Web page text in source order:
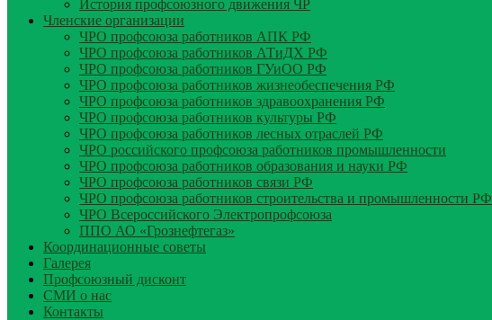
История профсоюзного движения ЧР
Членские организации
ЧРО профсоюза работников АПК РФ
ЧРО профсоюза работников АТиДХ РФ
ЧРО профсоюза работников ГУиОО РФ
ЧРО профсоюза работников жизнеобеспечения РФ
ЧРО профсоюза работников здравоохранения РФ
ЧРО профсоюза работников культуры РФ
ЧРО профсоюза работников лесных отраслей РФ
ЧРО российского профсоюза работников промышленности
ЧРО профсоюза работников образования и науки РФ
ЧРО профсоюза работников связи РФ
ЧРО профсоюза работников строительства и промышленности РФ
ЧРО Всероссийского Электропрофсоюза
ППО АО «Грознефтегаз»
Координационные советы
Галерея
Профсоюзный дисконт
СМИ о нас
Контакты